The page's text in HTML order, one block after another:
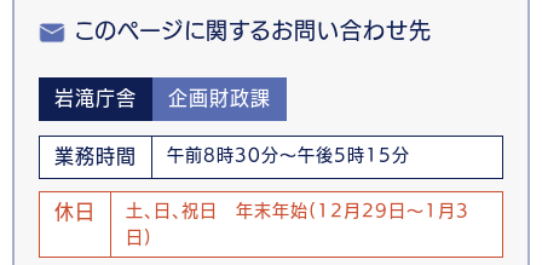
このページに関するお問い合わせ先
岩滝庁舎 企画財政課
業務時間 午前8時30分～午後5時15分
休日
土、日、祝日 年末年始(12月29日～1月3
日)